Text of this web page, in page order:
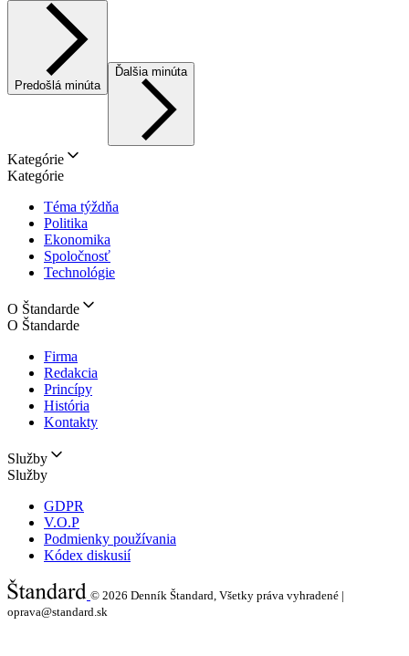
Predošlá minúta
Ďalšia minúta
Kategórie
Kategórie
Téma týždňa
Politika
Ekonomika
Spoločnosť
Technológie
O Štandarde
O Štandarde
Firma
Redakcia
Princípy
História
Kontakty
Služby
Služby
GDPR
V.O.P
Podmienky používania
Kódex diskusií
© 2026 Denník Štandard, Všetky práva vyhradené |
oprava@standard.sk